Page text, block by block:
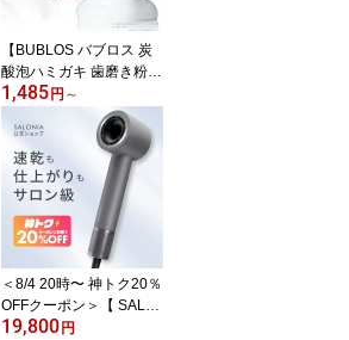
トニング歯磨き粉
【BUBLOS バブロス 炭
酸泡ハミガキ 歯磨き粉
口臭 歯周病 医薬部外品
フレッシュミント】 ゆう
パケット対象 泡ハミガキ
フッ素 ミント デンタル
ケア オーラルケア 医薬
部外品 はみがき 歯みが
き 薬用 むし歯 ランキン
グ mtm1
1,485 円 ～
＜8/4 20時〜 神トク20％
OFFクーポン＞【 SALO
NIA スムースシャイン ス
19,800 円